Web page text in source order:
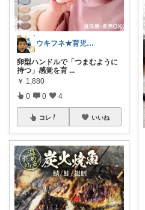
ウキフネ★育児・子育てが楽になるアイテム
卵型ハンドルで「つまむように
持つ」感覚を育 ...
￥ 1,880
0 0 4
コレ いいね